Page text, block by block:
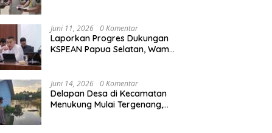
Juni 11, 2026 0 Komentar
Laporkan Progres Dukungan
KSPEAN Papua Selatan, Wamen
Nasional
Juni 14, 2026 0 Komentar
Delapan Desa di Kecamatan
Menukung Mulai Tergenang,